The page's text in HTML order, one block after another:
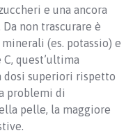
e una ancora
non trascurare è
(es. potassio) e
quest’ultima
dosi superiori rispetto
problemi di
pelle, la maggiore